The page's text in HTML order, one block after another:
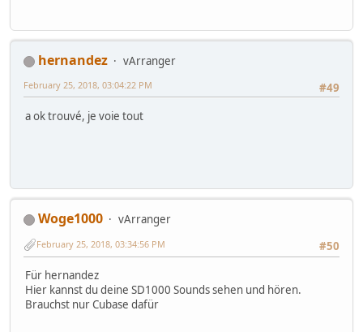
hernandez
vArranger
#49
February 25, 2018, 03:04:22 PM
a ok trouvé, je voie tout
Woge1000
vArranger
#50
February 25, 2018, 03:34:56 PM
Für hernandez
Hier kannst du deine SD1000 Sounds sehen und hören.
Brauchst nur Cubase dafür